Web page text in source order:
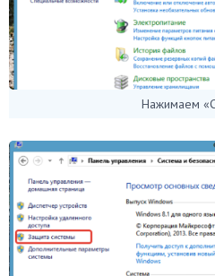
Нажимаем